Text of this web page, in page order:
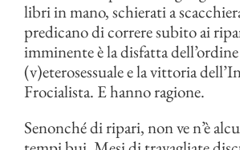
libri in mano, schierati a
predicano di correre subito ai
imminente è la disfatta dell’ordine
(v)eterosessuale e la vittoria
Frocialista. E hanno ragione.
Senonché di ripari, non ve n’è